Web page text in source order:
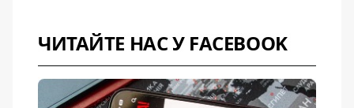
ЧИТАЙТЕ НАС У FACEBOOK